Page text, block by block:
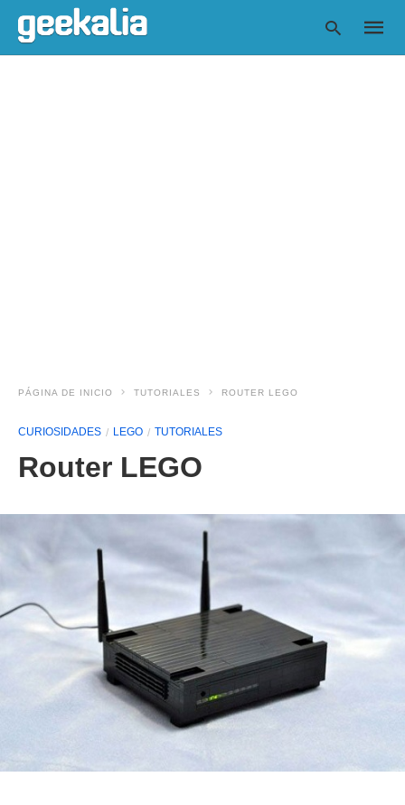
PÁGINA DE INICIO TUTORIALES ROUTER LEGO
CURIOSIDADES LEGO TUTORIALES
Router LEGO